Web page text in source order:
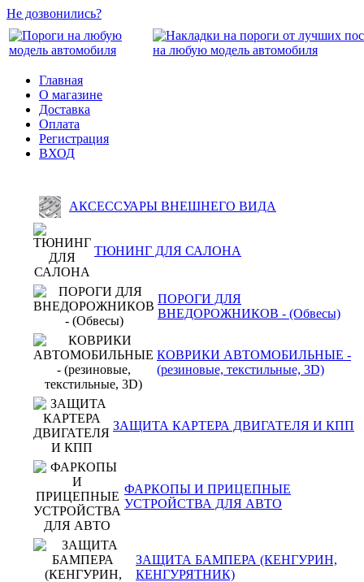
Не дозвонились?
Главная
О магазине
Доставка
Оплата
Регистрация
ВХОД
АКСЕССУАРЫ ВНЕШНЕГО ВИДА
ТЮНИНГ ДЛЯ САЛОНА
ПОРОГИ ДЛЯ
ВНЕДОРОЖНИКОВ - (Обвесы)
КОВРИКИ АВТОМОБИЛЬНЫЕ -
(резиновые, текстильные, 3D)
ЗАЩИТА КАРТЕРА ДВИГАТЕЛЯ И КПП
ФАРКОПЫ И ПРИЦЕПНЫЕ
УСТРОЙСТВА ДЛЯ АВТО
ЗАЩИТА БАМПЕРА (КЕНГУРИН,
КЕНГУРЯТНИК)